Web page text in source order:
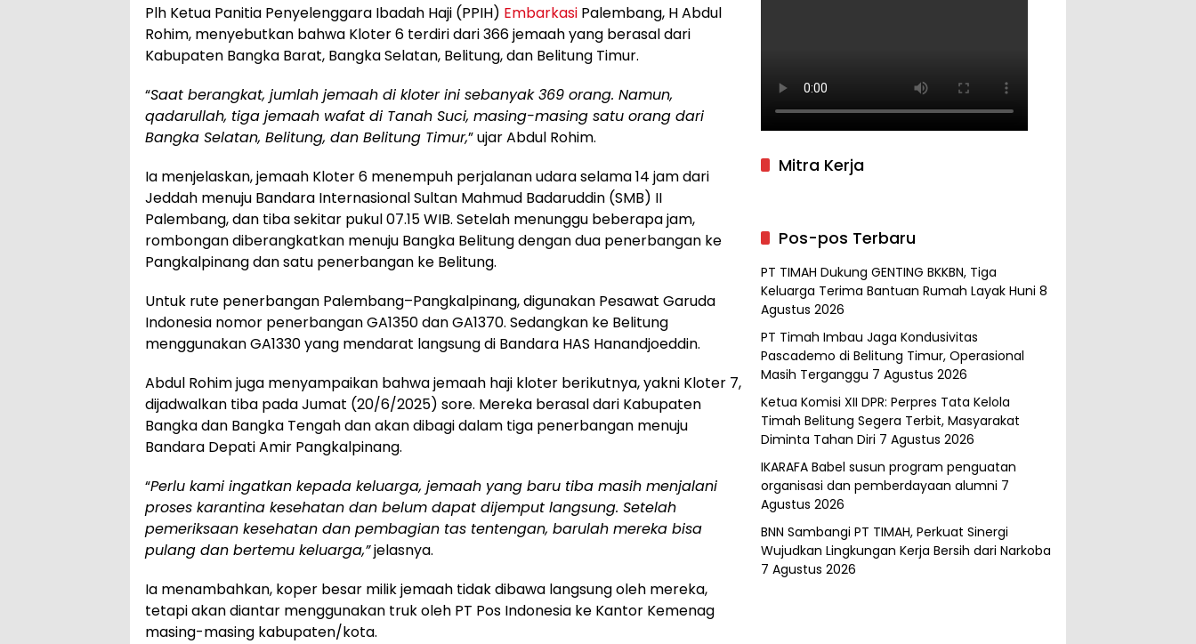
Plh Ketua Panitia Penyelenggara Ibadah Haji (PPIH) Embarkasi Palembang, H Abdul
Rohim, menyebutkan bahwa Kloter 6 terdiri dari 366 jemaah yang berasal dari
Kabupaten Bangka Barat, Bangka Selatan, Belitung, dan Belitung Timur.
“Saat berangkat, jumlah jemaah di kloter ini sebanyak 369 orang. Namun,
qadarullah, tiga jemaah wafat di Tanah Suci, masing-masing satu orang dari
Bangka Selatan, Belitung, dan Belitung Timur,” ujar Abdul Rohim.
Ia menjelaskan, jemaah Kloter 6 menempuh perjalanan udara selama 14 jam dari
Jeddah menuju Bandara Internasional Sultan Mahmud Badaruddin (SMB) II
Palembang, dan tiba sekitar pukul 07.15 WIB. Setelah menunggu beberapa jam,
rombongan diberangkatkan menuju Bangka Belitung dengan dua penerbangan ke
Pangkalpinang dan satu penerbangan ke Belitung.
Untuk rute penerbangan Palembang–Pangkalpinang, digunakan Pesawat Garuda
Indonesia nomor penerbangan GA1350 dan GA1370. Sedangkan ke Belitung
menggunakan GA1330 yang mendarat langsung di Bandara HAS Hanandjoeddin.
Abdul Rohim juga menyampaikan bahwa jemaah haji kloter berikutnya, yakni Kloter 7,
dijadwalkan tiba pada Jumat (20/6/2025) sore. Mereka berasal dari Kabupaten
Bangka dan Bangka Tengah dan akan dibagi dalam tiga penerbangan menuju
Bandara Depati Amir Pangkalpinang.
“Perlu kami ingatkan kepada keluarga, jemaah yang baru tiba masih menjalani
proses karantina kesehatan dan belum dapat dijemput langsung. Setelah
pemeriksaan kesehatan dan pembagian tas tentengan, barulah mereka bisa
pulang dan bertemu keluarga,”jelasnya.
Ia menambahkan, koper besar milik jemaah tidak dibawa langsung oleh mereka,
tetapi akan diantar menggunakan truk oleh PT Pos Indonesia ke Kantor Kemenag
masing-masing kabupaten/kota.
Mitra Kerja
Pos-pos Terbaru
PT TIMAH Dukung GENTING BKKBN, Tiga
Keluarga Terima Bantuan Rumah Layak Huni 8
Agustus 2026
PT Timah Imbau Jaga Kondusivitas
Pascademo di Belitung Timur, Operasional
Masih Terganggu 7 Agustus 2026
Ketua Komisi XII DPR: Perpres Tata Kelola
Timah Belitung Segera Terbit, Masyarakat
Diminta Tahan Diri 7 Agustus 2026
IKARAFA Babel susun program penguatan
organisasi dan pemberdayaan alumni 7
Agustus 2026
BNN Sambangi PT TIMAH, Perkuat Sinergi
Wujudkan Lingkungan Kerja Bersih dari Narkoba
7 Agustus 2026